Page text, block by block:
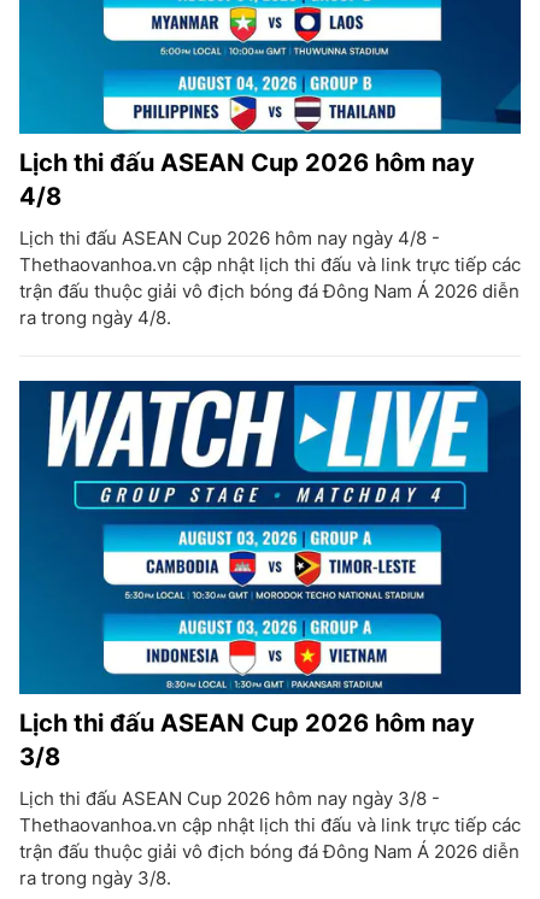
Lịch thi đấu ASEAN Cup 2026 hôm nay
4/8
Lịch thi đấu ASEAN Cup 2026 hôm nay ngày 4/8 -
Thethaovanhoa.vn cập nhật lịch thi đấu và link trực tiếp các
trận đấu thuộc giải vô địch bóng đá Đông Nam Á 2026 diễn
ra trong ngày 4/8.
Lịch thi đấu ASEAN Cup 2026 hôm nay
3/8
Lịch thi đấu ASEAN Cup 2026 hôm nay ngày 3/8 -
Thethaovanhoa.vn cập nhật lịch thi đấu và link trực tiếp các
trận đấu thuộc giải vô địch bóng đá Đông Nam Á 2026 diễn
ra trong ngày 3/8.